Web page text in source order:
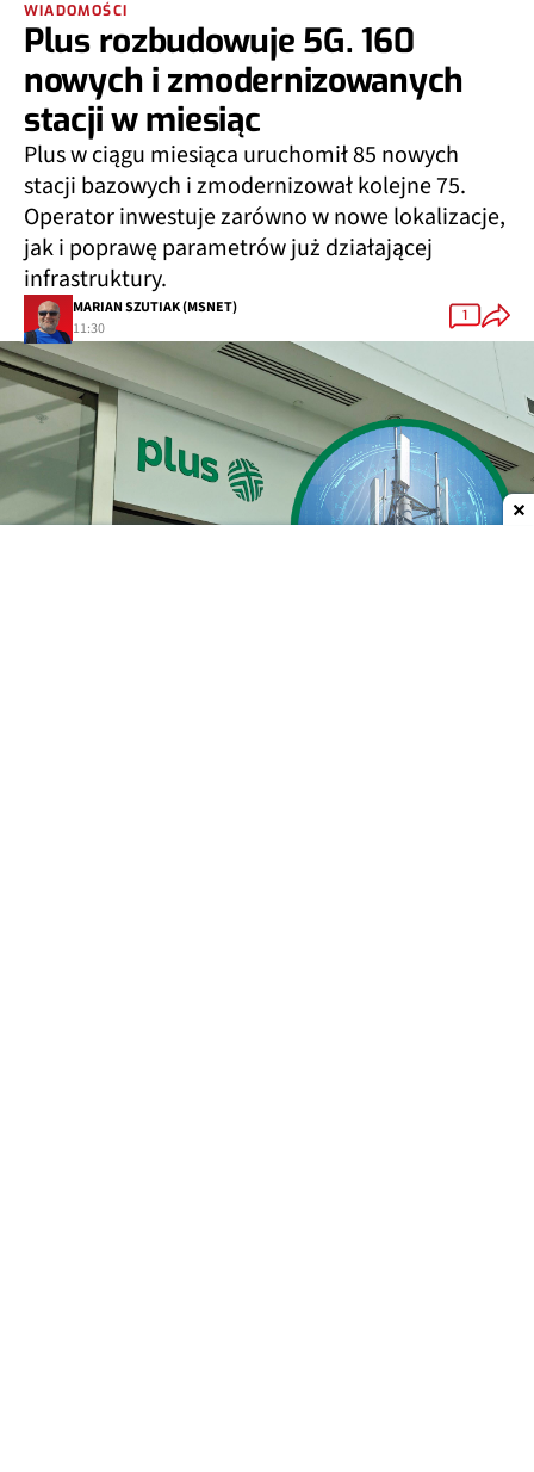
WIADOMOŚCI
Plus rozbudowuje 5G. 160
nowych i zmodernizowanych
stacji w miesiąc
Plus w ciągu miesiąca uruchomił 85 nowych
stacji bazowych i zmodernizował kolejne 75.
Operator inwestuje zarówno w nowe lokalizacje,
jak i poprawę parametrów już działającej
infrastruktury.
MARIAN SZUTIAK (MSNET)
11:30
1